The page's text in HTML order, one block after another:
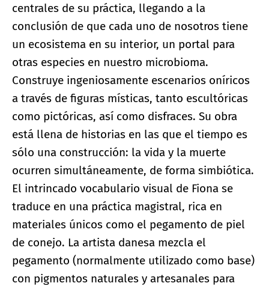
centrales de su práctica, llegando a la
conclusión de que cada uno de nosotros tiene
un ecosistema en su interior, un portal para
otras especies en nuestro microbioma.
Construye ingeniosamente escenarios oníricos
a través de figuras místicas, tanto escultóricas
como pictóricas, así como disfraces. Su obra
está llena de historias en las que el tiempo es
sólo una construcción: la vida y la muerte
ocurren simultáneamente, de forma simbiótica.
El intrincado vocabulario visual de Fiona se
traduce en una práctica magistral, rica en
materiales únicos como el pegamento de piel
de conejo. La artista danesa mezcla el
pegamento (normalmente utilizado como base)
con pigmentos naturales y artesanales para